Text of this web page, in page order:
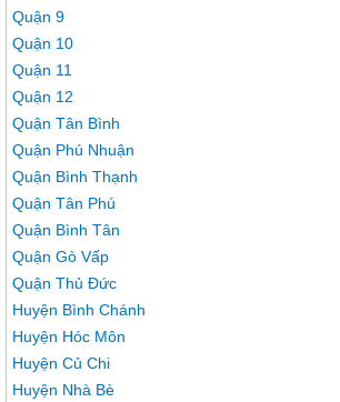
Quận 9
Quận 10
Quận 11
Quận 12
Quận Tân Bình
Quận Phú Nhuận
Quận Bình Thạnh
Quận Tân Phú
Quận Bình Tân
Quận Gò Vấp
Quận Thủ Đức
Huyện Bình Chánh
Huyện Hóc Môn
Huyện Củ Chi
Huyện Nhà Bè